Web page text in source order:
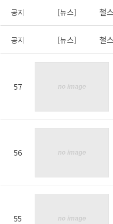
공지 [뉴스] 철
공지 [뉴스] 철
57
56
55